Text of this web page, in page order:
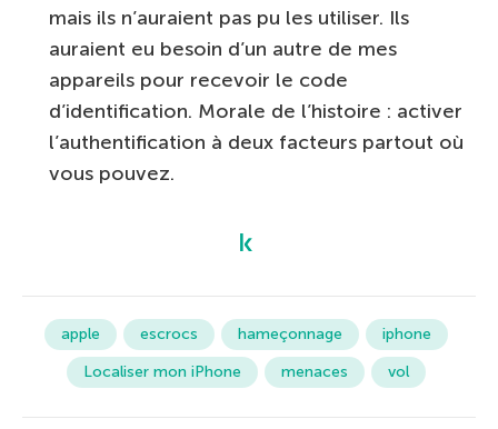
mais ils n’auraient pas pu les utiliser. Ils
auraient eu besoin d’un autre de mes
appareils pour recevoir le code
d’identification. Morale de l’histoire : activer
l’authentification à deux facteurs partout où
vous pouvez.
apple escrocs hameçonnage
iphone
Localiser mon iPhone
menaces vol